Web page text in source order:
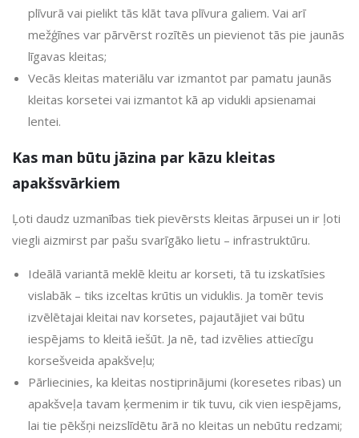
plīvurā vai pielikt tās klāt tava plīvura galiem. Vai arī
mežģīnes var pārvērst rozītēs un pievienot tās pie jaunās
līgavas kleitas;
Vecās kleitas materiālu var izmantot par pamatu jaunās
kleitas korsetei vai izmantot kā ap vidukli apsienamai
lentei.
Kas man būtu jāzina par kāzu kleitas
apakšsvārkiem
Ļoti daudz uzmanības tiek pievērsts kleitas ārpusei un ir ļoti
viegli aizmirst par pašu svarīgāko lietu – infrastruktūru.
Ideālā variantā meklē kleitu ar korseti, tā tu izskatīsies
vislabāk – tiks izceltas krūtis un viduklis. Ja tomēr tevis
izvēlētajai kleitai nav korsetes, pajautājiet vai būtu
iespējams to kleitā iešūt. Ja nē, tad izvēlies attiecīgu
korsešveida apakšveļu;
Pārliecinies, ka kleitas nostiprinājumi (koresetes ribas) un
apakšveļa tavam ķermenim ir tik tuvu, cik vien iespējams,
lai tie pēkšņi neizslīdētu ārā no kleitas un nebūtu redzami;